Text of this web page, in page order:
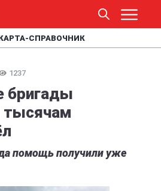
СПРАВОЧНИК
1237
бригады
тысячам
помощь получили уже